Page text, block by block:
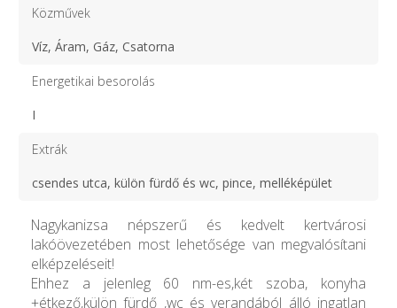
Közművek
Víz, Áram, Gáz, Csatorna
Energetikai besorolás
I
Extrák
csendes utca, külön fürdő és wc, pince, melléképület
Nagykanizsa népszerű és kedvelt kertvárosi
lakóövezetében most lehetősége van megvalósítani
elképzeléseit!
Ehhez a jelenleg 60 nm-es,két szoba, konyha
+étkező,külön fürdő ,wc és verandából álló ingatlan